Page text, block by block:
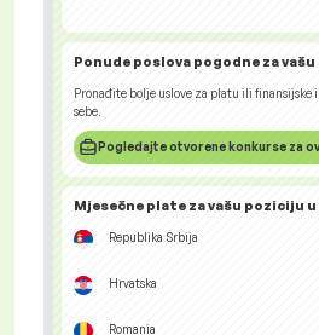
Ponude poslova pogodne za
Pronađite bolje uslove za platu ili finansijske
sebe.
Pogledajte otvorene konkurse za
Mjesečne plate za vašu poziciju
Republika Srbija
Hrvatska
Romania